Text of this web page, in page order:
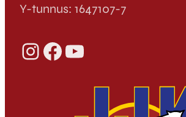
Y-tunnus: 1647107-7
InstagramFacebook YouTube